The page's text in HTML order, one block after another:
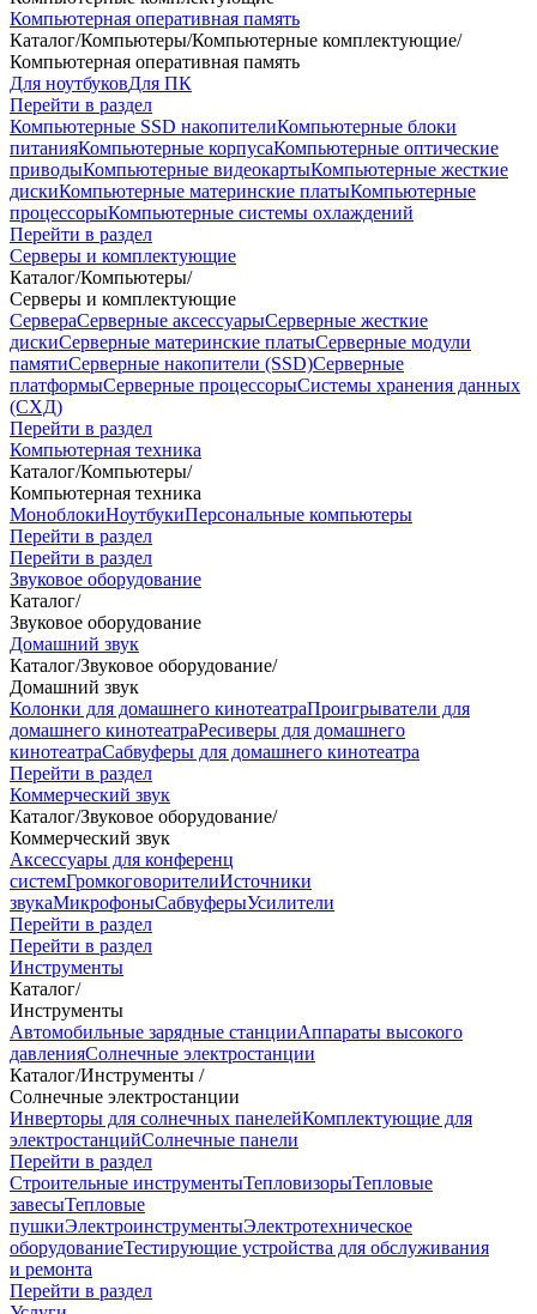
Компьютерная оперативная память
Каталог/Компьютеры/Компьютерные комплектующие/
Компьютерная оперативная память
Для ноутбуковДля ПК
Перейти в раздел
Компьютерные SSD накопителиКомпьютерные блоки
питанияКомпьютерные корпусаКомпьютерные оптические
приводыКомпьютерные видеокартыКомпьютерные жесткие
дискиКомпьютерные материнские платыКомпьютерные
процессорыКомпьютерные системы охлаждений
Перейти в раздел
Серверы и комплектующие
Каталог/Компьютеры/
Серверы и комплектующие
СервераСерверные аксессуарыСерверные жесткие
дискиСерверные материнские платыСерверные модули
памятиСерверные накопители (SSD)Серверные
платформыСерверные процессорыСистемы хранения данных
(СХД)
Перейти в раздел
Компьютерная техника
Каталог/Компьютеры/
Компьютерная техника
МоноблокиНоутбукиПерсональные компьютеры
Перейти в раздел
Перейти в раздел
Звуковое оборудование
Каталог/
Звуковое оборудование
Домашний звук
Каталог/Звуковое оборудование/
Домашний звук
Колонки для домашнего кинотеатраПроигрыватели для
домашнего кинотеатраРесиверы для домашнего
кинотеатраСабвуферы для домашнего кинотеатра
Перейти в раздел
Коммерческий звук
Каталог/Звуковое оборудование/
Коммерческий звук
Аксессуары для конференц
системГромкоговорителиИсточники
звукаМикрофоныСабвуферыУсилители
Перейти в раздел
Перейти в раздел
Инструменты
Каталог/
Инструменты
Автомобильные зарядные станцииАппараты высокого
давленияСолнечные электростанции
Каталог/Инструменты /
Солнечные электростанции
Инверторы для солнечных панелейКомплектующие для
электростанцийСолнечные панели
Перейти в раздел
Строительные инструментыТепловизорыТепловые
завесыТепловые
пушкиЭлектроинструментыЭлектротехническое
оборудованиеТестирующие устройства для обслуживания
и ремонта
Перейти в раздел